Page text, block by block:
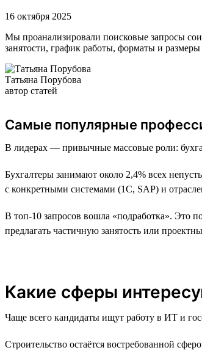
16 октября 2025
Мы проанализировали поисковые запросы
занятости, график работы, форматы и
Татьяна Порубова
автор статей
Самые популярные
В лидерах — привычные массовые роли:
Бухгалтеры занимают около 2,4% всех
с конкретными системами (1С, SAP) и
В топ-10 запросов вошла «подработка». Это
предлагать частичную занятость или
Какие сферы
Чаще всего кандидаты ищут работу в ИТ и
Строительство остаётся востребованной